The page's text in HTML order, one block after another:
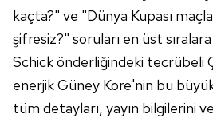
kaçta?" ve "Dünya Kupası
şifresiz?" soruları en üst
Schick önderliğindeki tecrübeli
enerjik Güney Kore'nin bu
tüm detayları, yayın bilgilerini